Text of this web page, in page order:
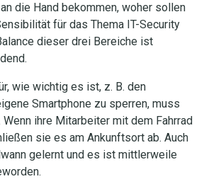
die Hand bekommen, woher sollen
für das Thema IT-Security
dieser drei Bereiche ist
wie wichtig es ist, z. B. den
Smartphone zu sperren, muss
ihre Mitarbeiter mit dem Fahrrad
sie es am Ankunftsort ab. Auch
gelernt und es ist mittlerweile